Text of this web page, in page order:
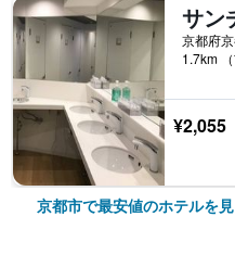
1.7km
¥2,055
京都市で最安値のホテルを